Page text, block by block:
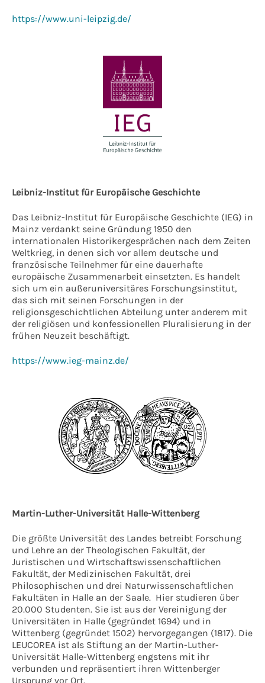
https://www.uni-leipzig.de/
Leibniz-Institut für Europäische Geschichte
Das Leibniz-Institut für Europäische Geschichte (IEG) in
Mainz verdankt seine Gründung 1950 den
internationalen Historikergesprächen nach dem Zeiten
Weltkrieg, in denen sich vor allem deutsche und
französische Teilnehmer für eine dauerhafte
europäische Zusammenarbeit einsetzten. Es handelt
sich um ein außeruniversitäres Forschungsinstitut,
das sich mit seinen Forschungen in der
religionsgeschichtlichen Abteilung unter anderem mit
der religiösen und konfessionellen Pluralisierung in der
frühen Neuzeit beschäftigt.
https://www.ieg-mainz.de/
Martin-Luther-Universität Halle-Wittenberg
Die größte Universität des Landes betreibt Forschung
und Lehre an der Theologischen Fakultät, der
Juristischen und Wirtschaftswissenschaftlichen
Fakultät, der Medizinischen Fakultät, drei
Philosophischen und drei Naturwissenschaftlichen
Fakultäten in Halle an der Saale. Hier studieren über
20.000 Studenten. Sie ist aus der Vereinigung der
Universitäten in Halle (gegründet 1694) und in
Wittenberg (gegründet 1502) hervorgegangen (1817). Die
LEUCOREA ist als Stiftung an der Martin-Luther-
Universität Halle-Wittenberg engstens mit ihr
verbunden und repräsentiert ihren Wittenberger
Ursprung vor Ort.